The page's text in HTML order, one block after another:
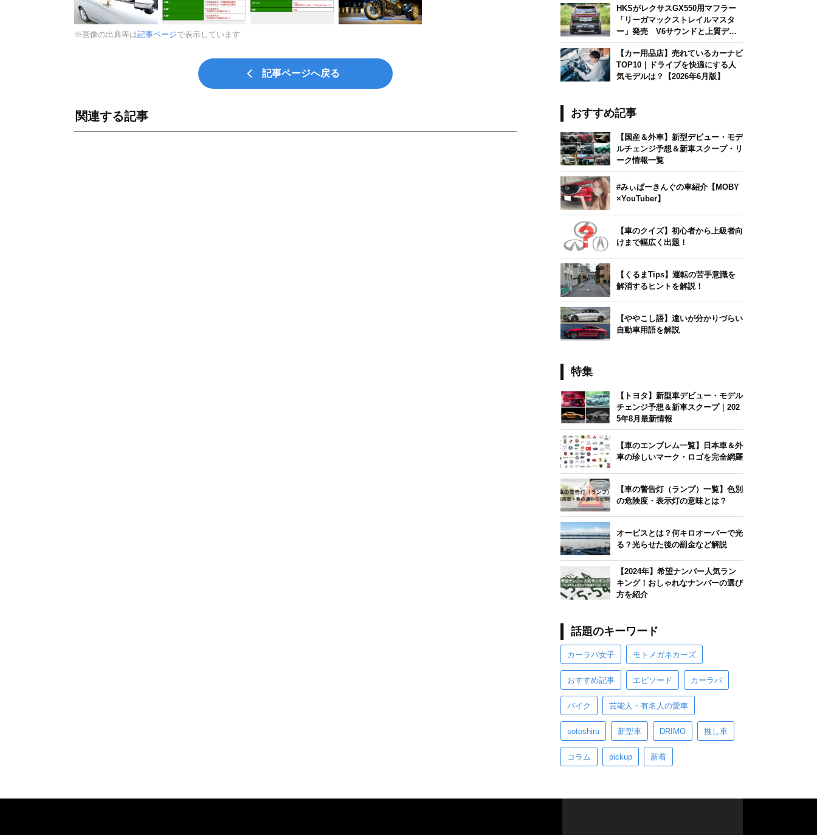
※画像の出典等は記事ページで表示しています
記事ページへ戻る
関連する記事
HKSがレクサスGX550用マフラー
「リーガマックストレイルマスタ
ー」発売 V6サウンドと上質デザ
インを両立
【カー用品店】売れているカーナビ
TOP10｜ドライブを快適にする人
気モデルは？【2026年6月版】
おすすめ記事
【国産＆外車】新型デビュー・モデ
ルチェンジ予想＆新車スクープ・リ
ーク情報一覧
#みぃぱーきんぐの車紹介【MOBY
×YouTuber】
【車のクイズ】初心者から上級者向
けまで幅広く出題！
【くるまTips】運転の苦手意識を
解消するヒントを解説！
【ややこし語】違いが分かりづらい
自動車用語を解説
特集
【トヨタ】新型車デビュー・モデル
チェンジ予想＆新車スクープ｜202
5年8月最新情報
【車のエンブレム一覧】日本車＆外
車の珍しいマーク・ロゴを完全網羅
【車の警告灯（ランプ）一覧】色別
の危険度・表示灯の意味とは？
オービスとは？何キロオーバーで光
る？光らせた後の罰金など解説
【2024年】希望ナンバー人気ラン
キング！おしゃれなナンバーの選び
方を紹介
話題のキーワード
カーラバ女子 モトメガネカーズ
おすすめ記事 エピソード カーラバ
バイク 芸能人・有名人の愛車
sotoshiru 新型車 DRIMO 推し車
コラム pickup 新着